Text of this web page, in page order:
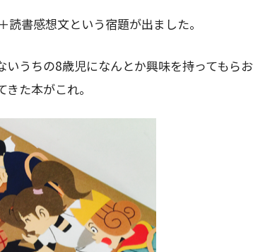
書感想文という宿題が出ました。
うちの8歳児になんとか興味を持ってもらお
た本がこれ。